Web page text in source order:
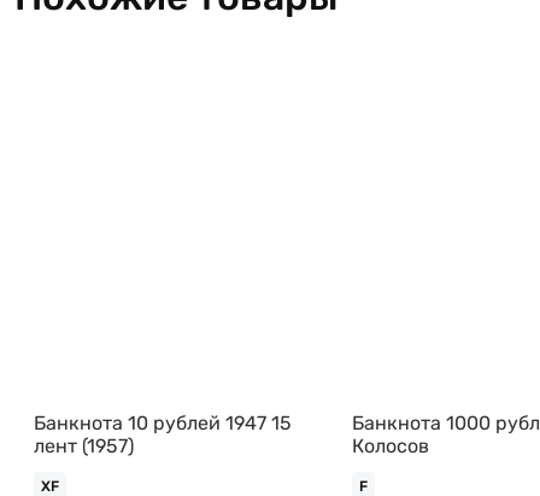
Банкнота 10 рублей 1947 15
лент (1957)
XF
Банкнота 1000
Колосов
F